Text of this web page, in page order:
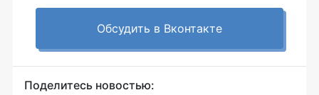
Обсудить в Вконтакте
Поделитесь новостью: